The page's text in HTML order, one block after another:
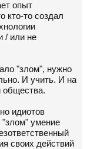
опыт
кто-то создал
/ или не
"злом", нужно
И учить. И на
общества.
идиотов
умение
своих действий